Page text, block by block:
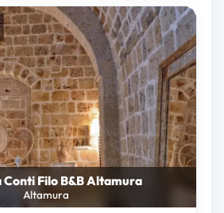
Conti Filo B&B Altamura
Altamura